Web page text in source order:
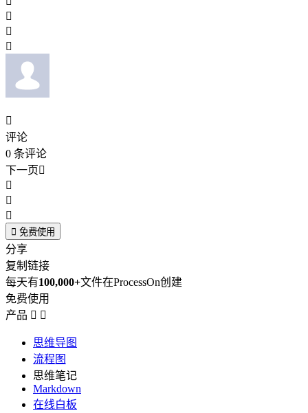




评论
0 条评论
下一页



 免费使用
分享
复制链接
每天有100,000+文件在ProcessOn创建
免费使用
产品  
思维导图
流程图
思维笔记
Markdown
在线白板